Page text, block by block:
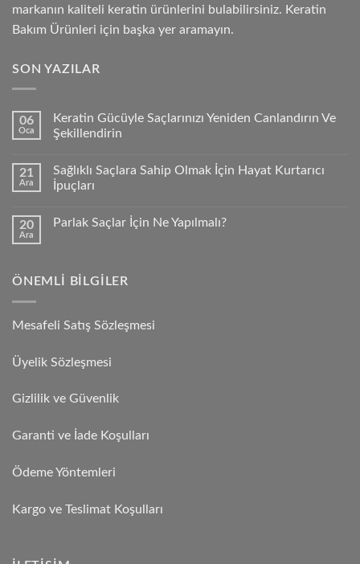
markanın kaliteli keratin ürünlerini bulabilirsiniz. Keratin
Bakım Ürünleri için başka yer aramayın.
SON YAZILAR
06
Oca
Keratin Gücüyle Saçlarınızı Yeniden Canlandırın Ve
Şekillendirin
21
Ara
Sağlıklı Saçlara Sahip Olmak İçin Hayat Kurtarıcı
İpuçları
20
Ara
Parlak Saçlar İçin Ne Yapılmalı?
ÖNEMLI BILGILER
Mesafeli Satış Sözleşmesi
Üyelik Sözleşmesi
Gizlilik ve Güvenlik
Garanti ve İade Koşulları
Ödeme Yöntemleri
Kargo ve Teslimat Koşulları